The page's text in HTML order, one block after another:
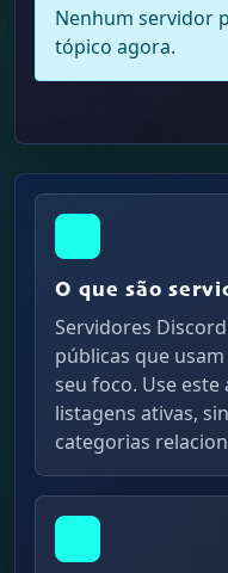
Nenhum servidor
tópico agora.
O que são
Servidores
públicas que
seu foco. Use
listagens ativas,
categorias